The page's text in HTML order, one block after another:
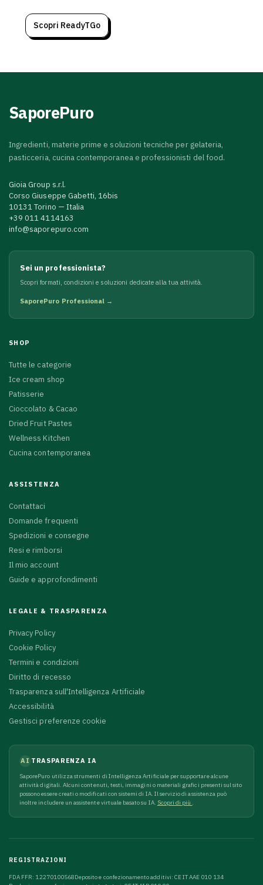
Scopri ReadyTGo
SaporePuro
Ingredienti, materie prime e soluzioni tecniche per gelateria,
pasticceria, cucina contemporanea e professionisti del food.
Gioia Group s.r.l.
Corso Giuseppe Gabetti, 16bis
10131 Torino — Italia
+39 011 4114163
info@saporepuro.com
Sei un professionista?
Scopri formati, condizioni e soluzioni dedicate alla tua attività.
SaporePuro Professional →
SHOP
Tutte le categorie
Ice cream shop
Patisserie
Cioccolato & Cacao
Dried Fruit Pastes
Wellness Kitchen
Cucina contemporanea
ASSISTENZA
Contattaci
Domande frequenti
Spedizioni e consegne
Resi e rimborsi
Il mio account
Guide e approfondimenti
LEGALE & TRASPARENZA
Privacy Policy
Cookie Policy
Termini e condizioni
Diritto di recesso
Trasparenza sull'Intelligenza Artificiale
Accessibilità
Gestisci preferenze cookie
AI TRASPARENZA IA
SaporePuro utilizza strumenti di Intelligenza Artificiale per supportare alcune
attività digitali. Alcuni contenuti, testi, immagini o materiali grafici presenti sul sito
possono essere creati o modificati con sistemi di IA. Il servizio di assistenza può
inoltre includere un assistente virtuale basato su IA. Scopri di più .
REGISTRAZIONI
FDA FFR: 12270100568Deposito e confezionamento additivi: CE IT AAE 010 134